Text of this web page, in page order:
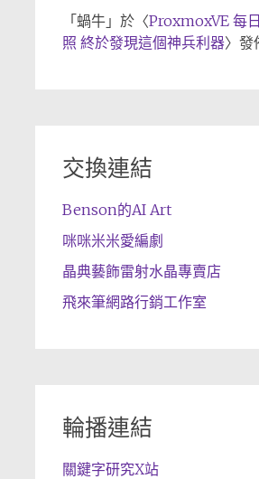
「 蝸牛」於〈ProxmoxVE 每
照 終於發現這個神兵利器〉發
交換連結
Benson的AI Art
咪咪米米愛編劇
晶典藝飾雷射水晶專賣店
飛來筆網路行銷工作室
輪播連結
關鍵字研究X站